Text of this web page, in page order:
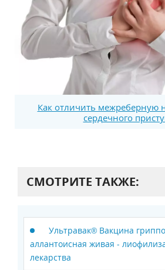
Как отличить межреберную
сердечного
СМОТРИТЕ ТАКЖЕ:
Ультравак® Вакцина
аллантоисная живая -
лекарства